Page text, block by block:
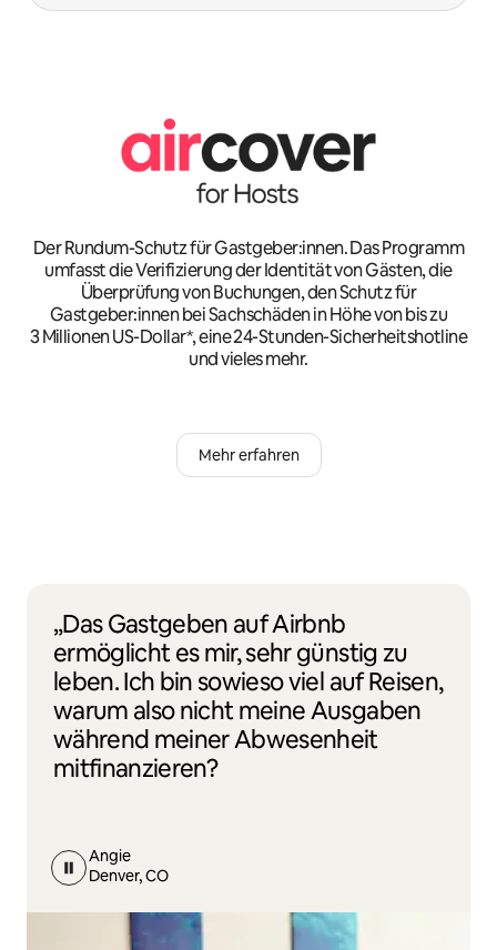
Der Rundum-Schutz für Gastgeber:innen. Das Programm
umfasst die Verifizierung der Identität von Gästen, die
Überprüfung von Buchungen, den Schutz für
Gastgeber:innen bei Sachschäden in Höhe von bis zu
3 Millionen US-Dollar*, eine 24-Stunden-Sicherheitshotline
und vieles mehr.
Mehr erfahren
„Das Gastgeben auf Airbnb
ermöglicht es mir, sehr günstig zu
leben. Ich bin sowieso viel auf Reisen,
warum also nicht meine Ausgaben
während meiner Abwesenheit
mitfinanzieren?
Angie
Denver, CO